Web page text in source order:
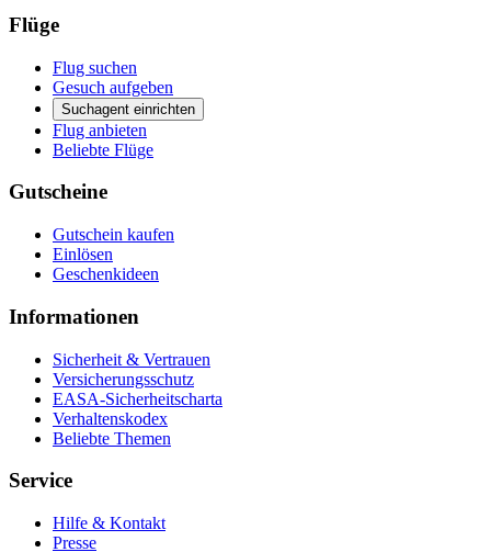
Flüge
Flug suchen
Gesuch aufgeben
Suchagent einrichten
Flug anbieten
Beliebte Flüge
Gutscheine
Gutschein kaufen
Einlösen
Geschenkideen
Informationen
Sicherheit & Vertrauen
Versicherungsschutz
EASA-Sicherheitscharta
Verhaltenskodex
Beliebte Themen
Service
Hilfe & Kontakt
Presse